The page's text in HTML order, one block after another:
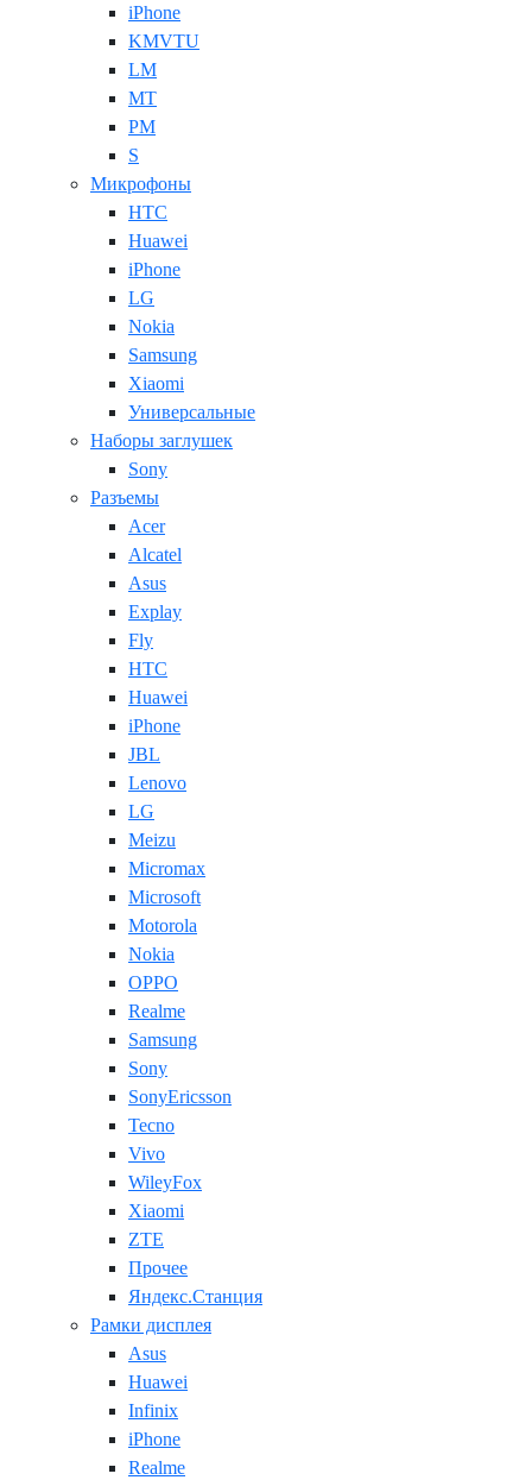
iPhone
KMVTU
LM
MT
PM
S
Микрофоны
HTC
Huawei
iPhone
LG
Nokia
Samsung
Xiaomi
Универсальные
Наборы заглушек
Sony
Разъемы
Acer
Alcatel
Asus
Explay
Fly
HTC
Huawei
iPhone
JBL
Lenovo
LG
Meizu
Micromax
Microsoft
Motorola
Nokia
OPPO
Realme
Samsung
Sony
SonyEricsson
Tecno
Vivo
WileyFox
Xiaomi
ZTE
Прочее
Яндекс.Станция
Рамки дисплея
Asus
Huawei
Infinix
iPhone
Realme